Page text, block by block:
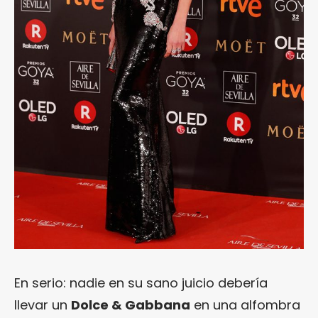
En serio: nadie en su sano juicio debería
llevar un Dolce & Gabbana en una alfombra